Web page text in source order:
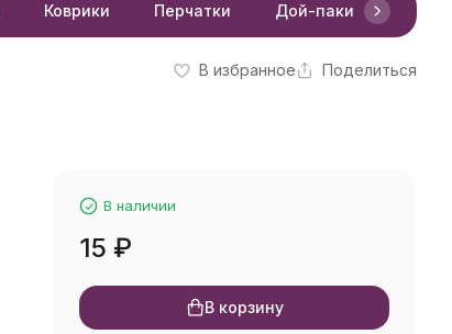
Коврики Перчатки Дой-паки
В избранное Поделиться
В наличии
15 ₽
В корзину